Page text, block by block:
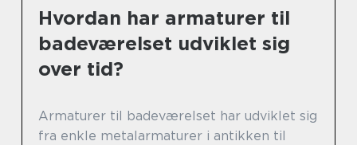
Hvordan har armaturer til
badeværelset udviklet sig
over tid?
Armaturer til badeværelset har udviklet sig
fra enkle metalarmaturer i antikken til